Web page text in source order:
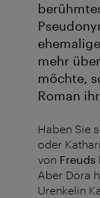
mehr
möchte,
Roman
Haben Sie
oder
von Freuds
Aber Dora
Urenkelin